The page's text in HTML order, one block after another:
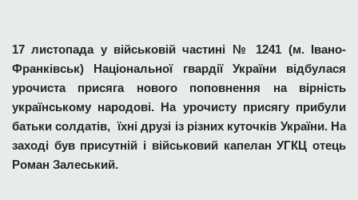
17 листопада у військовій частині № 1241 (м. Івано-
Франківськ) Національної гвардії України відбулася
урочиста присяга нового поповнення на вірність
українському народові. На урочисту присягу прибули
батьки cолдатів, їхні друзі із різних куточків України. На
заході був присутній і військовий капелан УГКЦ отець
Роман Залеський.